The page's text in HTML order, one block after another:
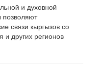
и духовной
связи кыргызов со
и других регионов